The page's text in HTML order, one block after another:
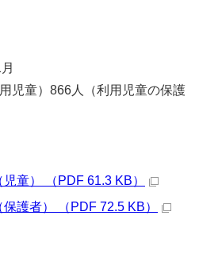
児童）866人（利用児童の保護
童） （PDF 61.3 KB）
護者） （PDF 72.5 KB）